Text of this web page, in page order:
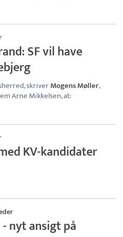
SF vil have
skriverMogens Møller,
Arne Mikkelsen, at:
KV-kandidater
nyt ansigt på